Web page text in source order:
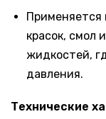
Применяется
красок, смол
жидкостей,
давления.
Технические